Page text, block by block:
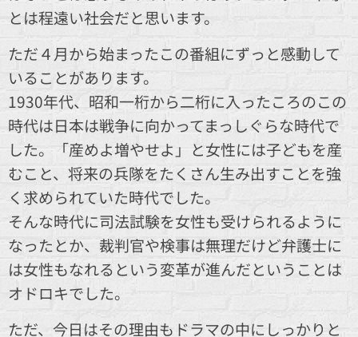
とは程遠い社会だと思います。
ただ４月から始まったこの番組にずっと感動して
いることがあります。
1930年代、昭和一桁から二桁に入ったころのこの
時代は日本は戦争に向かってまっしぐらな時代で
した。「産めよ増やせよ」と女性には子どもを産
むこと、将来の兵隊をたくさん生み出すことを強
く求められていた時代でした。
そんな時代に司法試験を女性も受けられるように
なったとか、裁判官や検事は無理だけど弁護士に
は女性もなれるという変革が進んだということは
オドロキでした。
ただ、今日はその理由もドラマの中にしっかりと